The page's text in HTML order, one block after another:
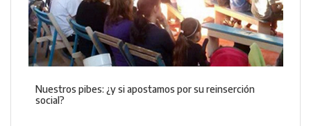
Nuestros pibes: ¿y si apostamos por su reinserción
social?